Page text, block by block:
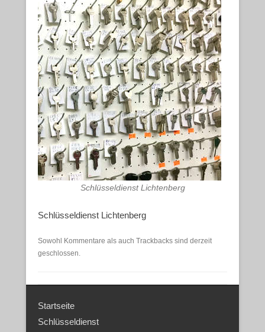
Schlüsseldienst Lichtenberg
Schlüsseldienst Lichtenberg
Sowohl Kommentare als auch Trackbacks sind derzeit
geschlossen.
Startseite
Schlüsseldienst